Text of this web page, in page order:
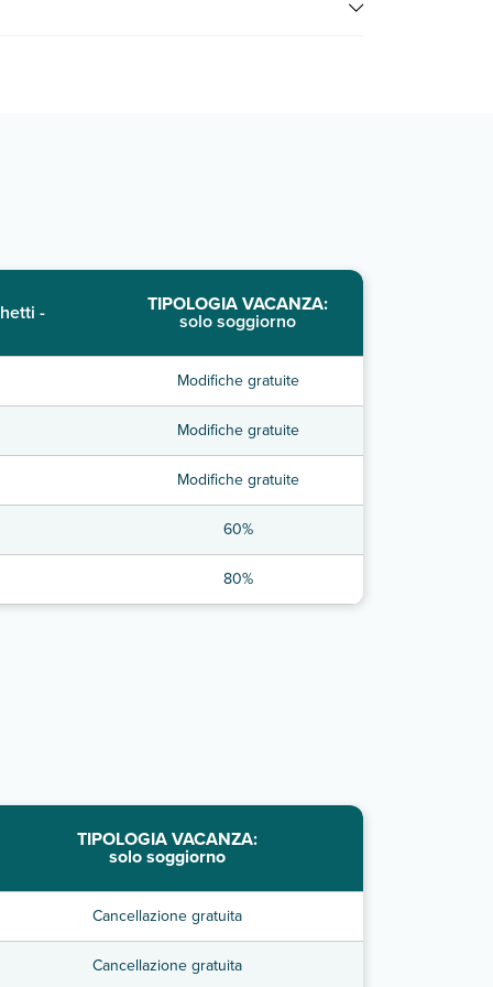
- TIPOLOGIA VACANZA:
solo soggiorno
Modifiche gratuite
Modifiche gratuite
Modifiche gratuite
60%
80%
TIPOLOGIA VACANZA:
solo soggiorno
Cancellazione gratuita
Cancellazione gratuita